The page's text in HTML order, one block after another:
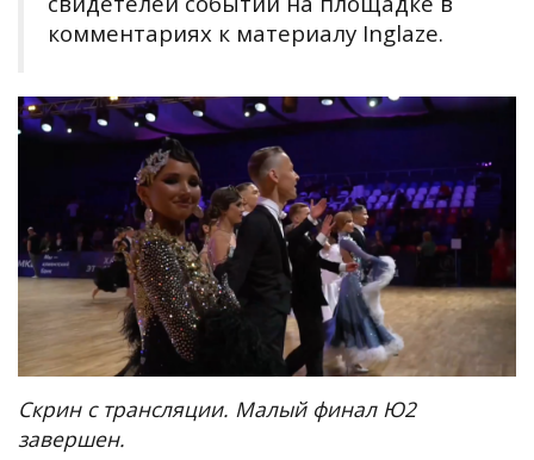
комментариях к материалу Inglaze.
Скрин с трансляции. Малый финал Ю2
завершен.